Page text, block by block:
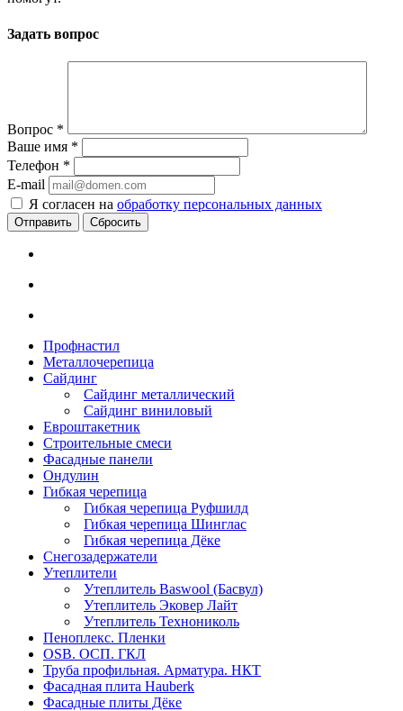
Задать вопрос
Вопрос *
Ваше имя *
Телефон *
E-mail
Я согласен на обработку персональных данных
Сбросить
Профнастил
Металлочерепица
Сайдинг
Сайдинг металлический
Сайдинг виниловый
Евроштакетник
Строительные смеси
Фасадные панели
Ондулин
Гибкая черепица
Гибкая черепица Руфшилд
Гибкая черепица Шинглас
Гибкая черепица Дёке
Снегозадержатели
Утеплители
Утеплитель Baswool (Басвул)
Утеплитель Эковер Лайт
Утеплитель Технониколь
Пеноплекс. Пленки
OSB. ОСП. ГКЛ
Труба профильная. Арматура. НКТ
Фасадная плита Hauberk
Фасадные плиты Дёке